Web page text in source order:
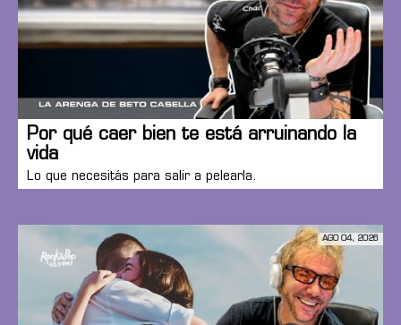
Por qué caer bien te está arruinando la
vida
Lo que necesitás para salir a pelearla.
AGO 04, 2026